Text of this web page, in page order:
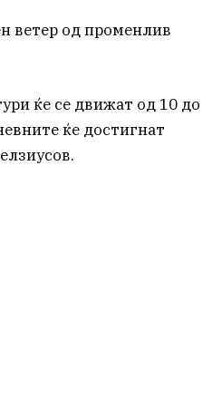
ветер од променлив
ќе се движат од 10 до
ќе достигнат